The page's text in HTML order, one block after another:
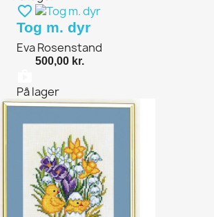
favorite_border
Tog m. dyr
Eva Rosenstand
500,00 kr.
På lager